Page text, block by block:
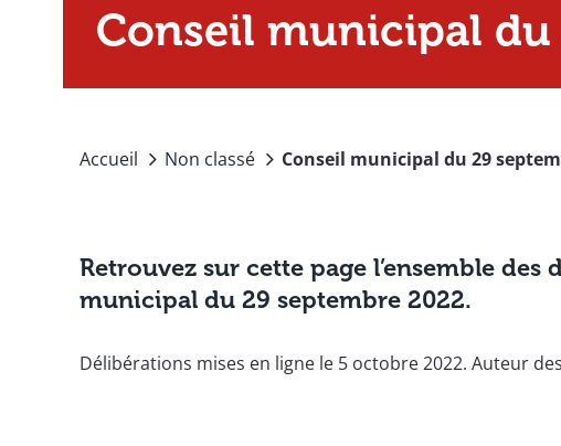
Conseil municipal du
Accueil Non classé Conseil municipal du 29
Retrouvez sur cette page l’ensemble
municipal du 29 septembre 2022.
Délibérations mises en ligne le 5 octobre 2022. Auteur des